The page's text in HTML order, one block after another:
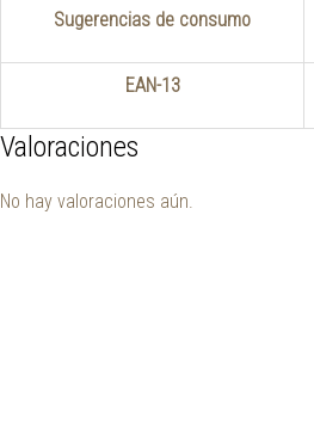
Sugerencias de consumo
EAN-13
Valoraciones
No hay valoraciones aún.